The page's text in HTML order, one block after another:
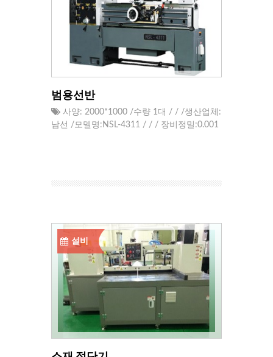
범용선반
사양: 2000*1000 /수량 1대 / / /생산업체:
남선 /모델명:NSL-4311 / / / 장비정밀:0.001
설비